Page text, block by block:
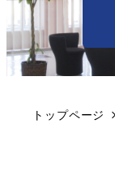
トップページ